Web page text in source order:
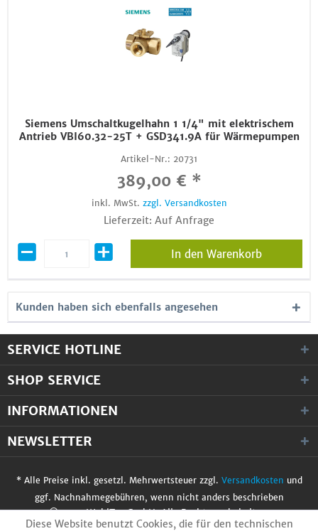
Siemens Umschaltkugelhahn 1 1/4" mit elektrischem
Antrieb VBI60.32-25T + GSD341.9A für Wärmepumpen
Artikel-Nr.: 20731
389,00 € *
inkl. MwSt. zzgl. Versandkosten
Lieferzeit: Auf Anfrage
In den Warenkorb
Kunden haben sich ebenfalls angesehen
SERVICE HOTLINE
SHOP SERVICE
INFORMATIONEN
NEWSLETTER
* Alle Preise inkl. gesetzl. Mehrwertsteuer zzgl. Versandkosten und
ggf. Nachnahmegebühren, wenn nicht anders beschrieben
© 2017 WobiTec GmbH. Alle Rechte vorbehalten.
Diese Website benutzt Cookies, die für den technischen